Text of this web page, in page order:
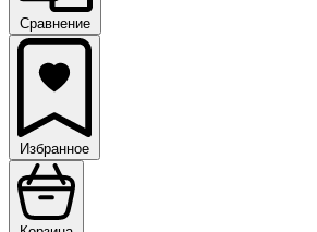
Сравнение
Избранное